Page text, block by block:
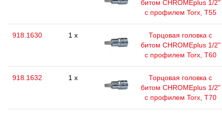
битом CHROMEplus 1/2"
с профилем Torx, T55
918.1630 1 x
Торцовая головка с
битом CHROMEplus 1/2"
с профилем Torx, T60
918.1632 1 x
Торцовая головка с
битом CHROMEplus 1/2"
с профилем Torx, T70